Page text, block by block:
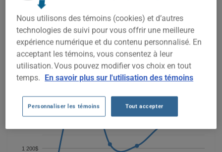
Pour trouver la meilleur assurance pour votre véhicule MINI
COOPER COUNTRYMAN 2022, il est plus important que jamais
de comparer les options disponibles.
1 200$
1 800$
Nous utilisons des témoins (cookies) et d’autres
technologies de suivi pour vous offrir une meilleure
expérience numérique et du contenu personnalisé. En
acceptant les témoins, vous consentez à leur
utilisation. Vous pouvez modifier vos choix en tout
temps. En savoir plus sur l'utilisation des témoins
Personnaliser les témoins Tout accepter